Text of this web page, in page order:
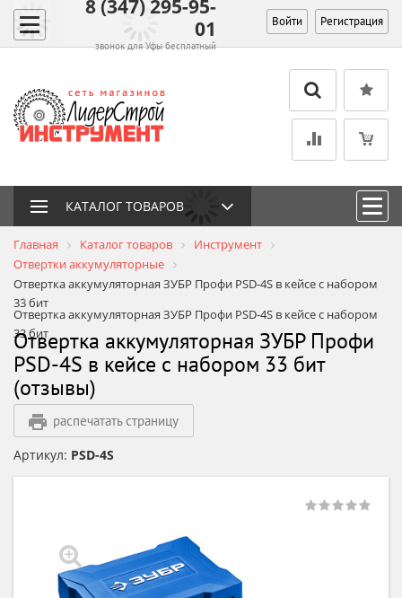
8 (347) 295-95-
01
звонок для Уфы бесплатный
Войти Регистрация
КАТАЛОГ ТОВАРОВ
Главная Каталог товаров
Инструмент
Отвертки аккумуляторные
Отвертка аккумуляторная ЗУБР Профи PSD-4S в кейсе с набором
33 бит
Отвертка аккумуляторная ЗУБР Профи PSD-4S в кейсе с набором
33 бит
Отвертка аккумуляторная ЗУБР Профи
PSD-4S в кейсе с набором 33 бит
(отзывы)
распечатать страницу
Артикул: PSD-4S